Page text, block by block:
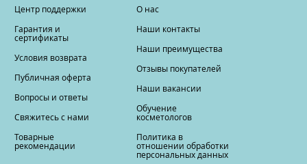
Центр поддержки
Гарантия и
сертификаты
Условия возврата
Публичная оферта
Вопросы и ответы
Свяжитесь с нами
Товарные
рекомендации
О нас
Наши контакты
Наши преимущества
Отзывы покупателей
Наши вакансии
Обучение
косметологов
Политика в
отношении обработки
персональных данных